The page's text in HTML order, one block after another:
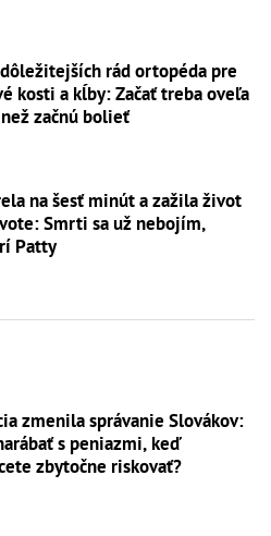
rád ortopéda pre
kosti a kĺby: Začať treba oveľa
začnú bolieť
na šesť minút a zažila život
Smrti sa už nebojím,
Patty
zmenila správanie Slovákov:
s peniazmi, keď
zbytočne riskovať?